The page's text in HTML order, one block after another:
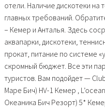
отели. Наличие дискотеки на
главных требований.
– Кемер и Анталья. Здесь
аквапарки, дискотеки,
прокат, питание по системе
скромный бюджет. Все эти
туристов. Вам подойдет —
Маре Бич) HV-1 Кемер ,
Океаника Бич Резорт) 5*